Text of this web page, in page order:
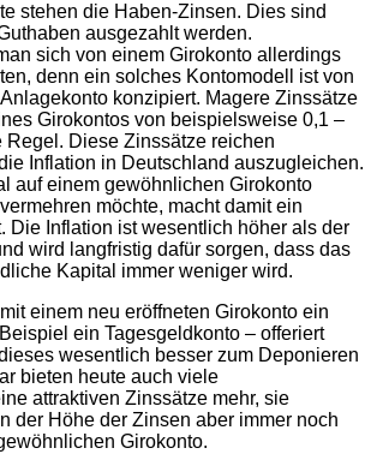
stehen die Haben-Zinsen. Dies sind
ausgezahlt werden.
sich von einem Girokonto allerdings
denn ein solches Kontomodell ist von
konzipiert. Magere Zinssätze
Girokontos von beispielsweise 0,1 –
Regel. Diese Zinssätze reichen
Inflation in Deutschland auszugleichen.
auf einem gewöhnlichen Girokonto
möchte, macht damit ein
Die Inflation ist wesentlich höher als der
wird langfristig dafür sorgen, dass das
Kapital immer weniger wird.
einem neu eröffneten Girokonto ein
ein Tagesgeldkonto – offeriert
wesentlich besser zum Deponieren
bieten heute auch viele
attraktiven Zinssätze mehr, sie
der Höhe der Zinsen aber immer noch
Girokonto.